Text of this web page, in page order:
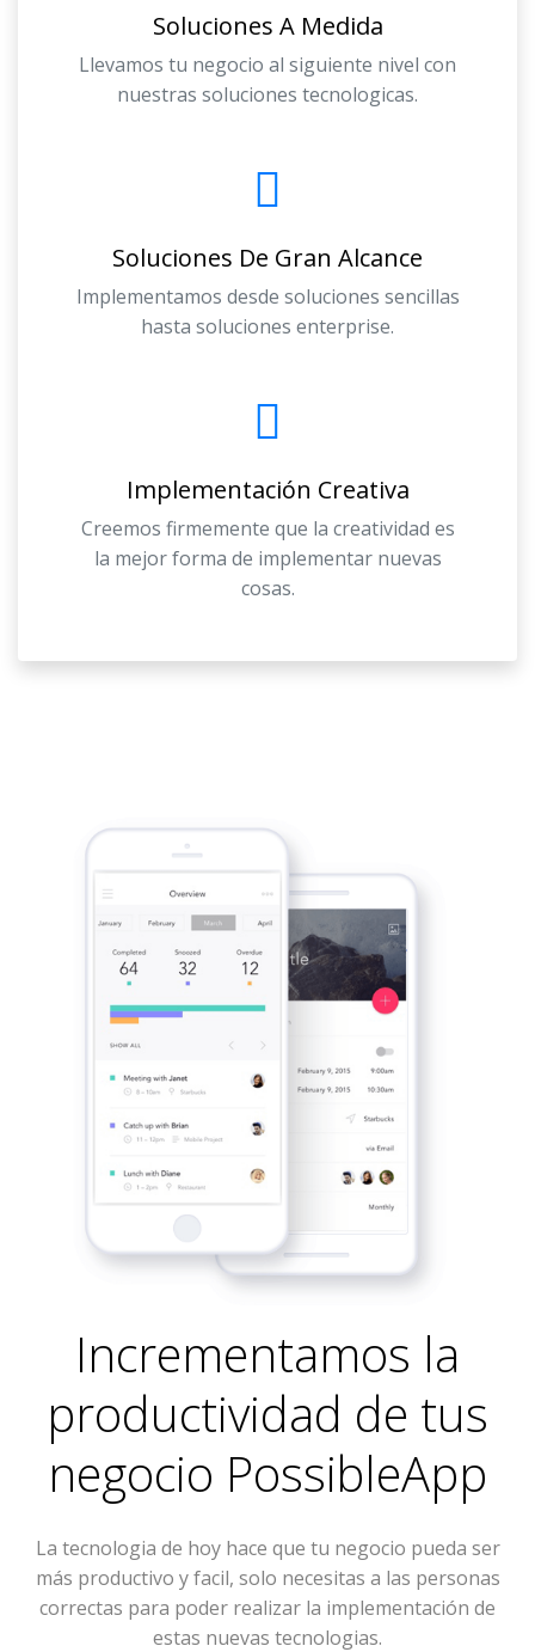
Soluciones A Medida
Llevamos tu negocio al siguiente nivel con
nuestras soluciones tecnologicas.
Soluciones De Gran Alcance
Implementamos desde soluciones sencillas
hasta soluciones enterprise.
Implementación Creativa
Creemos firmemente que la creatividad es
la mejor forma de implementar nuevas
cosas.
Incrementamos la
productividad de tus
negocio PossibleApp
La tecnologia de hoy hace que tu negocio pueda ser
más productivo y facil, solo necesitas a las personas
correctas para poder realizar la implementación de
estas nuevas tecnologias.